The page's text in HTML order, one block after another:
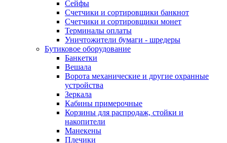
Сейфы
Счетчики и сортировщики банкнот
Счетчики и сортировщики монет
Терминалы оплаты
Уничтожители бумаги - шредеры
Бутиковое оборудование
Банкетки
Вешала
Ворота механические и другие охранные
устройства
Зеркала
Кабины примерочные
Корзины для распродаж, стойки и
накопители
Манекены
Плечики